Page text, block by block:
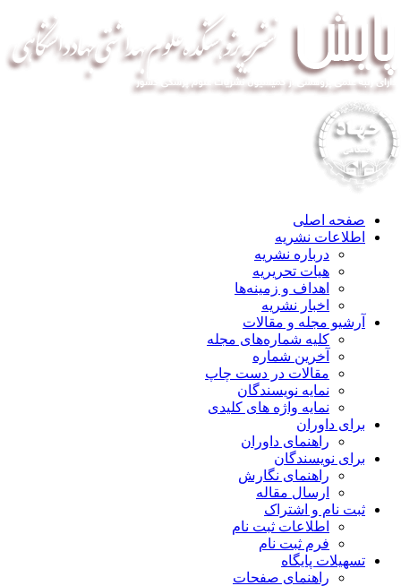
صفحه اصلی
اطلاعات نشریه
درباره نشریه
هیات تحریریه
اهداف و زمینه‌ها
اخبار نشریه
آرشیو مجله و مقالات
کلیه شماره‌های مجله
آخرین شماره
مقالات در دست چاپ
نمایه نویسندگان
نمایه واژه های کلیدی
برای داوران
راهنمای داوران
برای نویسندگان
راهنمای نگارش
ارسال مقاله
ثبت نام و اشتراک
اطلاعات ثبت نام
فرم ثبت نام
تسهیلات پایگاه
راهنمای صفحات